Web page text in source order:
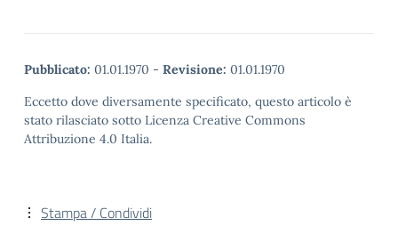
Pubblicato: 01.01.1970 - Revisione: 01.01.1970
Eccetto dove diversamente specificato, questo articolo è
stato rilasciato sotto Licenza Creative Commons
Attribuzione 4.0 Italia.
Stampa / Condividi